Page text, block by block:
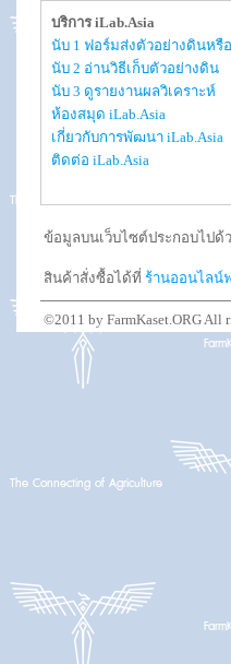
บริการ iLab.Asia
นับ 1 ฟอร์มส่งตัวอย่างดินหรื
นับ 2 อ่านวิธีเก็บตัวอย่างดิน
นับ 3 ดูรายงานผลวิเคราะห์
ห้องสมุด iLab.Asia
เกี่ยวกับการพัฒนา iLab.Asia
ติดต่อ iLab.Asia
ข้อมูลบนเว็บไซต์ประกอบไป
สินค้าสั่งซื้อได้ที่ ร้านออนไลน์
©2011 by FarmKaset.ORG All